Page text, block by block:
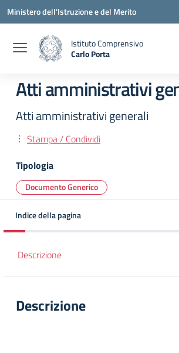
Vai ai contenuti
Vai al menu di navigazione
Vai al footer
Ministero dell'Istruzione e del Merito
Istituto Comprensivo
Carlo Porta
Atti amministrativi
Atti amministrativi generali
Stampa / Condividi
Tipologia
Documento Generico
Indice della pagina
Descrizione
Descrizione